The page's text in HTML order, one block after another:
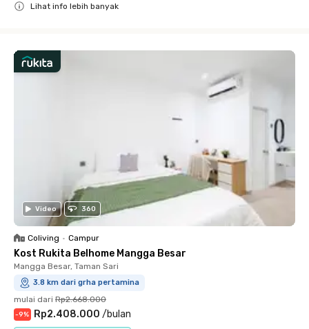
Lihat info lebih banyak
Video 360
Coliving • Campur
Kost Rukita Belhome Mangga Besar
Mangga Besar, Taman Sari
3.8 km dari grha pertamina
mulai dari Rp2.668.000
-9% Rp2.408.000 /bulan